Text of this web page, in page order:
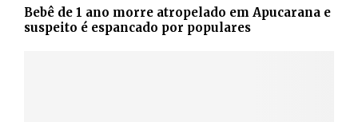
Bebê de 1 ano morre atropelado em Apucarana e
suspeito é espancado por populares